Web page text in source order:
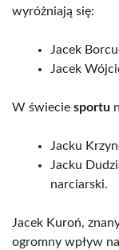
wyróżniają się:
Jacek
Jacek
W świecie sportu
Jacku
Jacku
narciarski.
Jacek Kuroń,
ogromny wpływ